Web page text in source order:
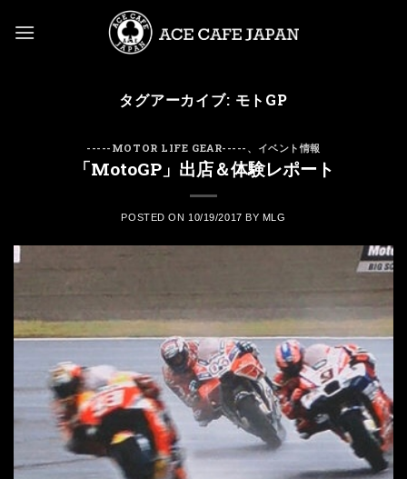
タグアーカイブ: モトGP
-----MOTOR LIFE GEAR----- 、 イベント情報
「MotoGP」出店＆体験レポート
POSTED ON 10/19/2017 BY MLG